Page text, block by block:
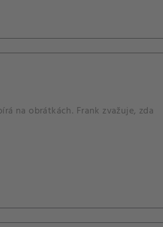
na obrátkách. Frank zvažuje, zda